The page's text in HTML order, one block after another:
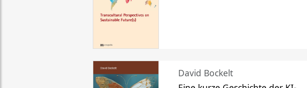
David Bockelt